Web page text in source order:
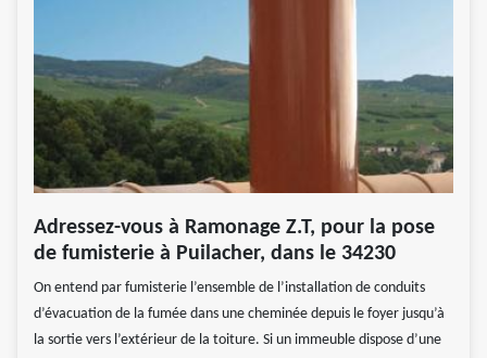
Adressez-vous à Ramonage Z.T, pour la pose
de fumisterie à Puilacher, dans le 34230
On entend par fumisterie l’ensemble de l’installation de conduits
d’évacuation de la fumée dans une cheminée depuis le foyer jusqu’à
la sortie vers l’extérieur de la toiture. Si un immeuble dispose d’une